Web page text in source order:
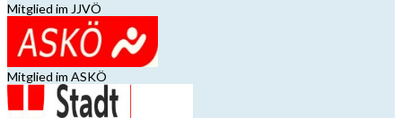
Mitglied im JJVÖ
Mitglied im ASKÖ